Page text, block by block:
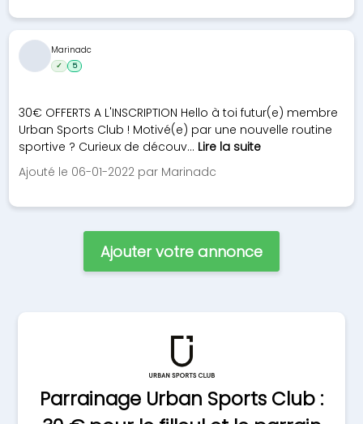
30€ OFFERTS A L'INSCRIPTION Hello à toi futur(e) membre
Urban Sports Club ! Motivé(e) par une nouvelle routine
sportive ? Curieux de découv... Lire la suite
Ajouté le 06-01-2022 par Marinadc
Marinadc
✓ 5
Ajouter votre annonce
Parrainage Urban Sports Club :